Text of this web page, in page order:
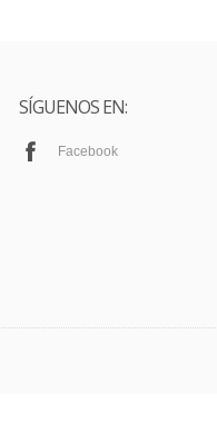
SÍGUENOS EN:
Facebook